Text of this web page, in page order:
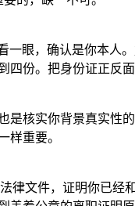
一眼，确认是你本人
四份。把身份证正反
是核实你背景真实性
样重要。
律文件，证明你已